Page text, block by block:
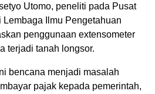
Utomo, peneliti pada Pusat
Ilmu Pengetahuan
penggunaan extensometer
terjadi tanah longsor.
bencana menjadi masalah
pajak kepada pemerintah,